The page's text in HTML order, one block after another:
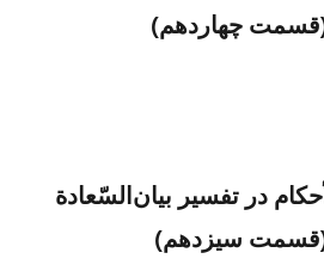
(قسمت چهاردهم)
در تفسیر بیان‌السّعادة
(قسمت سیزدهم)